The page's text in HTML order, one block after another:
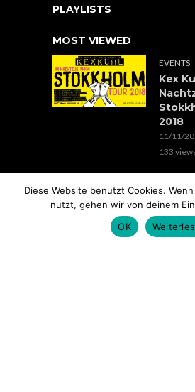
PLAYLISTS
MOST VIEWED
EVENTS
Kex
2018
11/11/
133
Diese Website benutzt Cookies.
nutzt, gehen wir von deinem
OK